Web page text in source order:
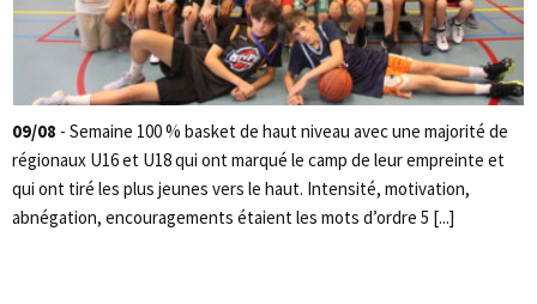
09/08 - Semaine 100 % basket de haut niveau avec une majorité de
régionaux U16 et U18 qui ont marqué le camp de leur empreinte et
qui ont tiré les plus jeunes vers le haut. Intensité, motivation,
abnégation, encouragements étaient les mots d’ordre 5 [...]